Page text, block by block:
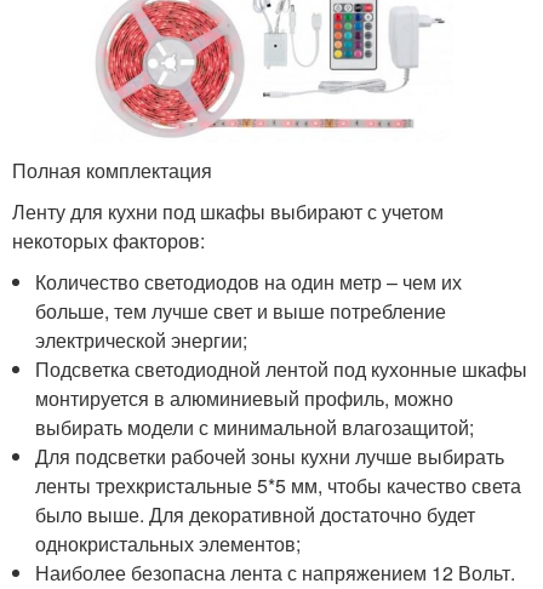
Полная комплектация
Ленту для кухни под шкафы выбирают с учетом
некоторых факторов:
Количество светодиодов на один метр – чем их
больше, тем лучше свет и выше потребление
электрической энергии;
Подсветка светодиодной лентой под кухонные шкафы
монтируется в алюминиевый профиль, можно
выбирать модели с минимальной влагозащитой;
Для подсветки рабочей зоны кухни лучше выбирать
ленты трехкристальные 5*5 мм, чтобы качество света
было выше. Для декоративной достаточно будет
однокристальных элементов;
Наиболее безопасна лента с напряжением 12 Вольт.